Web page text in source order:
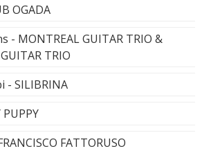
OGADA
- MONTREAL GUITAR TRIO &
TRIO
- SILIBRINA
PUPPY
FATTORUSO